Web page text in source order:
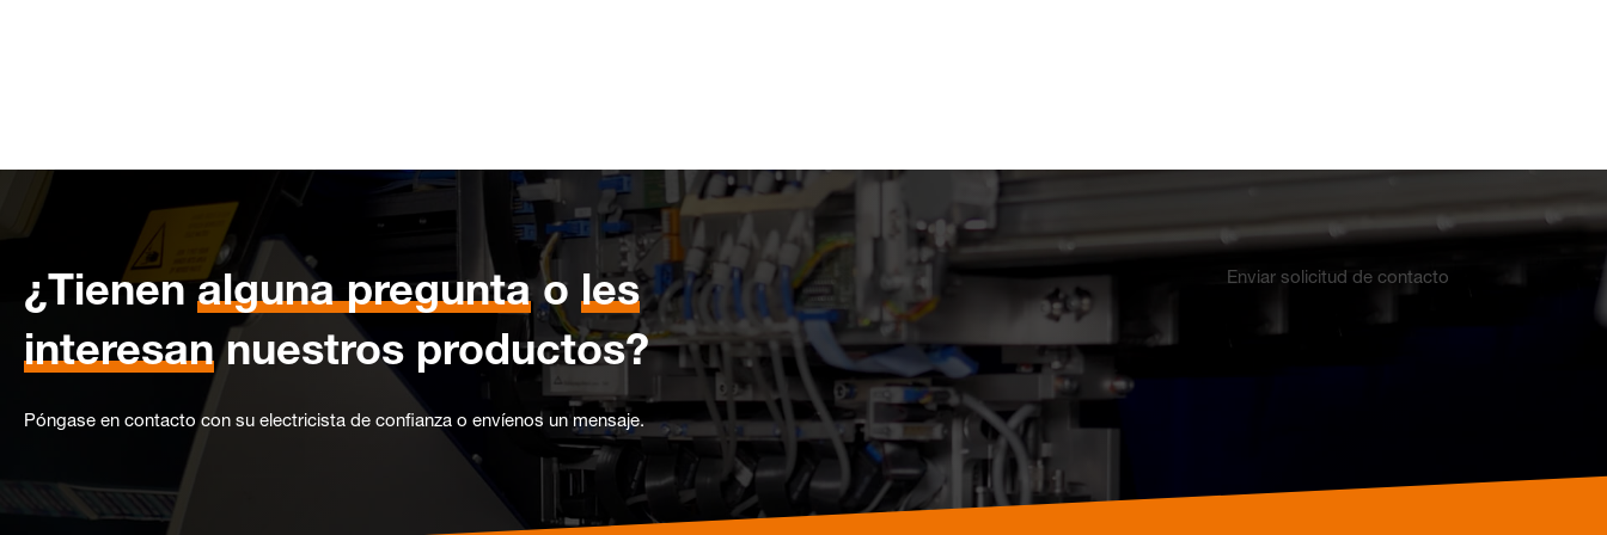
Reloj
Montaje en superficie Vista general
¿Tienen alguna preguntao les
interesannuestros productos?
Póngase en contacto con su electricista de confianza o envíenos un mensaje.
Enviar solicitud de contacto